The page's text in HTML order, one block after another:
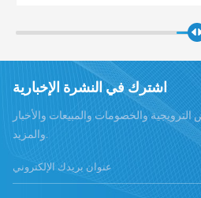
اشترك في النشرة الإخبارية
والخصومات والمبيعات والأخبار
والمزيد.
+8619376997331